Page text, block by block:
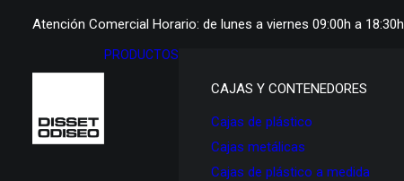
Atención Comercial Horario: de lunes a viernes 09:00h a 18:30h
PRODUCTOS
CAJAS Y CONTENEDORES
Cajas de plástico
Cajas metálicas
Cajas de plástico a medida